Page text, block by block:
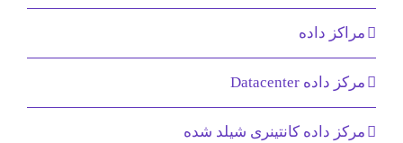
مراکز داده
مرکز داده Datacenter
مرکز داده کانتینری شیلد شده